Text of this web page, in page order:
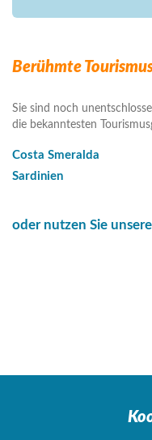
Berühmte
Sie sind noch
die bekanntesten
Costa Smeralda
Sardinien
oder nutzen Sie